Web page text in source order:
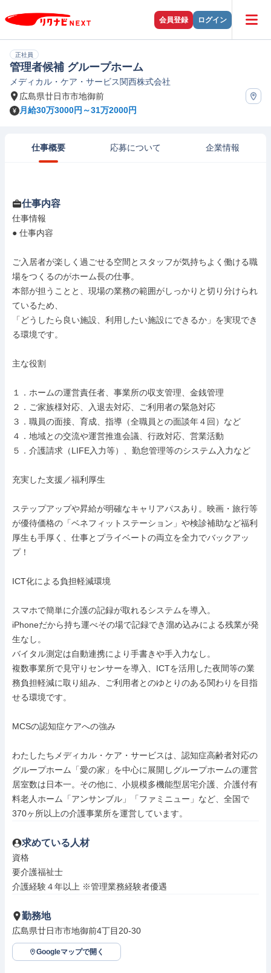
会員登録 ログイン
正社員
管理者候補 グループホーム
メディカル・ケア・サービス関西株式会社
広島県廿日市市地御前
月給30万3000円～31万2000円
仕事概要 応募について 企業情報
仕事内容
仕事情報
● 仕事内容
ご入居者が楽しく過ごせる空間とスタッフが気持ちよく働ける職
場をつくるのがホーム長の仕事。
本部が担うことと、現場の業務の範囲がしっかりと切り分けられ
ているため、
「どうしたら良い施設、利用したい施設にできるか」を実現でき
る環境です。
主な役割
１．ホームの運営責任者、事業所の収支管理、金銭管理
２．ご家族様対応、入退去対応、ご利用者の緊急対応
３．職員の面接、育成、指導（全職員との面談年４回）など
４．地域との交流や運営推進会議、行政対応、営業活動
５．介護請求（LIFE入力等）、勤怠管理等のシステム入力など
充実した支援／福利厚生
ステップアップや昇給が明確なキャリアパスあり。映画・旅行等
が優待価格の「ベネフィットステーション」や検診補助など福利
厚生も手厚く、仕事とプライベートの両立を全力でバックアッ
プ！
ICT化による負担軽減環境
スマホで簡単に介護の記録が取れるシステムを導入。
iPhoneだから持ち運べその場で記録でき溜め込みによる残業が発
生なし。
バイタル測定は自動連携により手書きや手入力なし。
複数事業所で見守りセンサーを導入、ICTを活用した夜間等の業
務負担軽減に取り組み、ご利用者とのゆとりのある関わりを目指
せる環境です。
MCSの認知症ケアへの強み
わたしたちメディカル・ケア・サービスは、認知症⾼齢者対応の
グループホーム「愛の家」を中心に展開しグループホームの運営
居室数は日本一。その他に、小規模多機能型居宅介護、介護付有
料老人ホーム「アンサンブル」「ファミニュー」など、全国で
370ヶ所以上の介護事業所を運営しています。
求めている人材
資格
要介護福祉士
介護経験４年以上 ※管理業務経験者優遇
勤務地
広島県廿日市市地御前4丁目20-30
Googleマップで開く